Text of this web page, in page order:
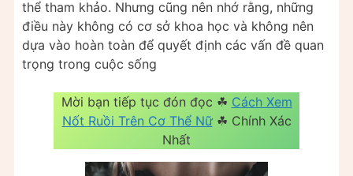
thể tham khảo. Nhưng cũng nên nhớ rằng, những
điều này không có cơ sở khoa học và không nên
dựa vào hoàn toàn để quyết định các vấn đề quan
trọng trong cuộc sống
Mời bạn tiếp tục đón đọc ☘ Cách Xem
Nốt Ruồi Trên Cơ Thể Nữ☘ Chính Xác
Nhất